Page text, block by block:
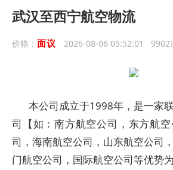
武汉至西宁航空物流
价格： 面议 2026-08-06 05:52:01 9902
本公司成立于1998年，是一家
司【如：南方航空公司，东方航
司，海南航空公司，山东航空公司
门航空公司，国际航空公司等优势